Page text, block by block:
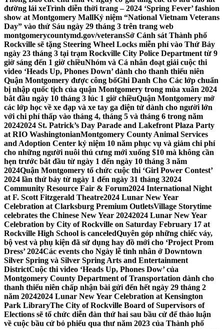
đường lái xeTrình diễn thời trang – 2024 ‘Spring Fever’ fashion
show at Montgomery MallKỷ niệm “National Vietnam Veterans
Day” vào thứ Sáu ngày 29 tháng 3 trên trang web
montgomerycountymd.gov/veteransSở Cảnh sát Thành phố
Rockville sẽ tặng Steering Wheel Locks miễn phí vào Thứ Bảy
ngày 23 tháng 3 tại trạm Rockville City Police Department từ 9
giờ sáng đến 1 giờ chiềuNhóm và Cá nhân đoạt giải cuộc thi
video ‘Heads Up, Phones Down’ dành cho thanh thiếu niên
Quận Montgomery được công bốGhi Danh Cho Các lớp chuẩn
bị nhập quốc tịch của quận Montgomery trong mùa xuân 2024
bắt đầu ngày 10 tháng 3 lúc 1 giờ chiềuQuận Montgomery mở
các lớp học về xe đạp và xe tay ga điện tử dành cho người lớn
với chi phí thấp vào tháng 4, tháng 5 và tháng 6 trong năm
20242024 St. Patrick’s Day Parade and Lakefront Plaza Party
at RIO WashingtonianMontgomery County Animal Services
and Adoption Center kỷ niệm 10 năm phục vụ và giảm chi phí
cho những người nuôi thú cưng mới xuống $10 mà không cần
hẹn trước bắt đầu từ ngày 1 đến ngày 10 tháng 3 năm
2024Quận Montgomery tổ chức cuộc thi ‘Girl Power Contest’
2024 lần thứ bảy từ ngày 1 đến ngày 31 tháng 32024
Community Resource Fair & Forum2024 International Night
at F. Scott Fitzgerald Theatre2024 Lunar New Year
Celebration at Clarksburg Premium OutletsVillage Storytime
celebrates the Chinese New Year 20242024 Lunar New Year
Celebration by City of Rockville on Saturday February 17 at
Rockville High School is canceledQuyên góp những chiếc váy,
bộ vest và phụ kiện đã sử dụng hay đồ mới cho ‘Project Prom
Dress’ 2024Các events cho Ngày lễ tình nhân ở Downtown
Silver Spring và Silver Spring Arts and Entertainment
DistrictCuộc thi video ‘Heads Up, Phones Dow’ của
Montgomery County Department of Transportation dành cho
thanh thiếu niên chấp nhận bài gửi đến hết ngày 29 tháng 2
năm 20242024 Lunar New Year Celebration at Kensington
Park LibraryThe City of Rockville Board of Supervisors of
Elections sẽ tổ chức diễn đàn thứ hai sau bầu cử để thảo luận
về cuộc bầu cử bỏ phiếu qua thư năm 2023 của Thành phố